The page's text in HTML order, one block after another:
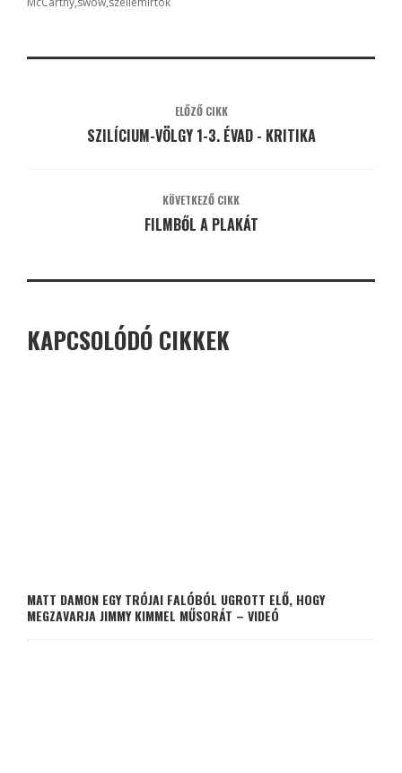
ELŐZŐ CIKK
SZILÍCIUM-VÖLGY 1-3. ÉVAD - KRITIKA
KÖVETKEZŐ CIKK
FILMBŐL A PLAKÁT
KAPCSOLÓDÓ CIKKEK
MATT DAMON EGY TRÓJAI FALÓBÓL UGROTT ELŐ, HOGY
MEGZAVARJA JIMMY KIMMEL MŰSORÁT – VIDEÓ